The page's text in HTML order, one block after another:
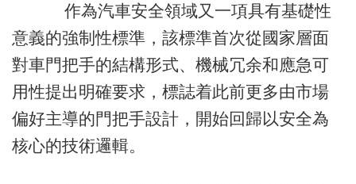
作為汽車安全領域又一項具有基礎性
意義的強制性標準，該標準首次從國家層面
對車門把手的結構形式、機械冗余和應急可
用性提出明確要求，標誌着此前更多由市場
偏好主導的門把手設計，開始回歸以安全為
核心的技術邏輯。